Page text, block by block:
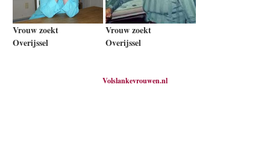
Vrouw zoekt
Overijssel
Vrouw zoekt
Overijssel
Volslankevrouwen.nl